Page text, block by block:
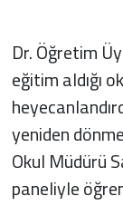
Dr. Öğretim
eğitim aldığı
yeniden
Okul Müdürü
paneliyle